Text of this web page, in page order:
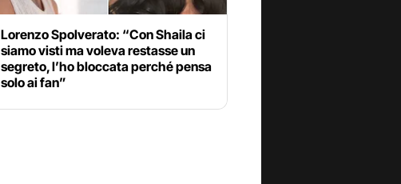
Lorenzo Spolverato: “Con Shaila ci
siamo visti ma voleva restasse un
segreto, l’ho bloccata perché pensa
solo ai fan”